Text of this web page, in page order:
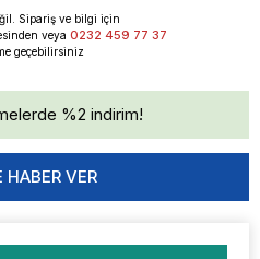
Sipariş ve bilgi için
veya 0232 459 77 37
geçebilirsiniz
%2 indirim!
HABER VER